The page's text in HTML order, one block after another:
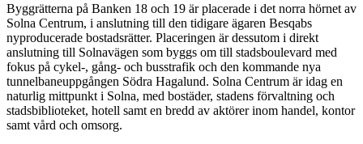
Byggrätterna på Banken 18 och 19 är placerade i det norra hörnet av
Solna Centrum, i anslutning till den tidigare ägaren Besqabs
nyproducerade bostadsrätter. Placeringen är dessutom i direkt
anslutning till Solnavägen som byggs om till stadsboulevard med
fokus på cykel-, gång- och busstrafik och den kommande nya
tunnelbaneuppgången Södra Hagalund. Solna Centrum är idag en
naturlig mittpunkt i Solna, med bostäder, stadens förvaltning och
stadsbiblioteket, hotell samt en bredd av aktörer inom handel, kontor
samt vård och omsorg.